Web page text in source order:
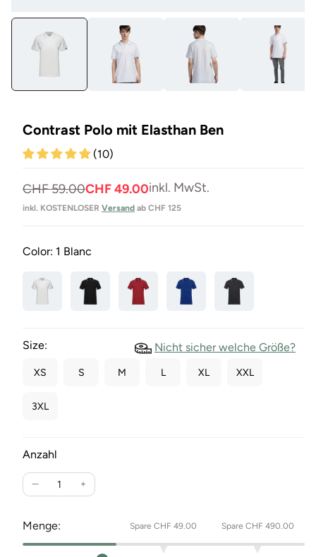
Medien
Modal
Contrast Polo mit Elasthan Ben
(10)
CHF 59.00CHF 49.00inkl. MwSt.
inkl. KOSTENLOSER Versand ab CHF 125
Color: 1 Blanc
Size: Nicht sicher welche Größe?
XS S M L XL XXL
3XL
Anzahl
Verringere
Menge
für
Contrast
Erhöhe
Contrast
Menge: Spare CHF 49.00 Spare CHF 490.00